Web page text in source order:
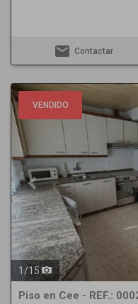
email Contactar
VENDIDO
Previous
1 /15
Piso en Cee - REF.: